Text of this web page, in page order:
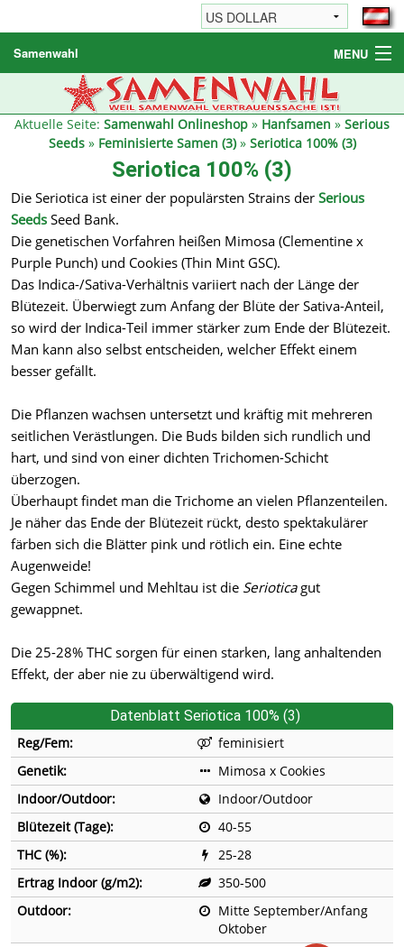
Samenwahl MENU
Hanfsamen
Weitere Produkte
Reseller
Aktuelle Seite: Samenwahl Onlineshop » Hanfsamen » Serious
Seeds» Feminisierte Samen (3)» Seriotica 100% (3)
Seriotica 100% (3)
Die Seriotica ist einer der populärsten Strains der Serious
Seeds Seed Bank.
Die genetischen Vorfahren heißen Mimosa (Clementine x
Purple Punch) und Cookies (Thin Mint GSC).
Das Indica-/Sativa-Verhältnis variiert nach der Länge der
Blütezeit. Überwiegt zum Anfang der Blüte der Sativa-Anteil,
so wird der Indica-Teil immer stärker zum Ende der Blütezeit.
Man kann also selbst entscheiden, welcher Effekt einem
besser gefällt.
Die Pflanzen wachsen untersetzt und kräftig mit mehreren
seitlichen Verästlungen. Die Buds bilden sich rundlich und
hart, und sind von einer dichten Trichomen-Schicht
überzogen.
Überhaupt findet man die Trichome an vielen Pflanzenteilen.
Je näher das Ende der Blütezeit rückt, desto spektakulärer
färben sich die Blätter pink und rötlich ein. Eine echte
Augenweide!
Gegen Schimmel und Mehltau ist die Serioticagut
gewappnet.
Die 25-28% THC sorgen für einen starken, lang anhaltenden
Effekt, der aber nie zu überwältigend wird.
Datenblatt Seriotica 100% (3)
Reg/Fem:
feminisiert
Genetik:
Mimosa x Cookies
Indoor/Outdoor:
Indoor/Outdoor
Blütezeit (Tage):
40-55
THC (%):
25-28
Ertrag Indoor (g/m2):
350-500
Outdoor:
Mitte September/Anfang
Oktober